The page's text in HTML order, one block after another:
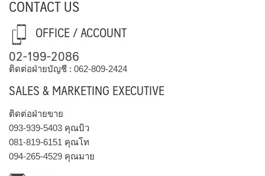
CONTACT US
OFFICE / ACCOUNT
02-199-2086
ติดต่อฝ่ายบัญชี : 062-809-2424
SALES & MARKETING EXECUTIVE
ติดต่อฝ่ายขาย
093-939-5403 คุณบิว
081-819-6151 คุณโท
094-265-4529 คุณมาย